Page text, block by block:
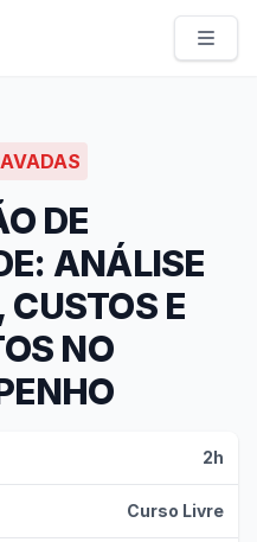
DE
ANÁLISE
CUSTOS E
NO
2h
Curso Livre